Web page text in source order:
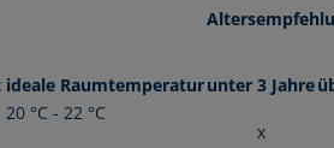
ideale Raumtemperaturunter 3 Jahre
20 °C - 22 °C
x